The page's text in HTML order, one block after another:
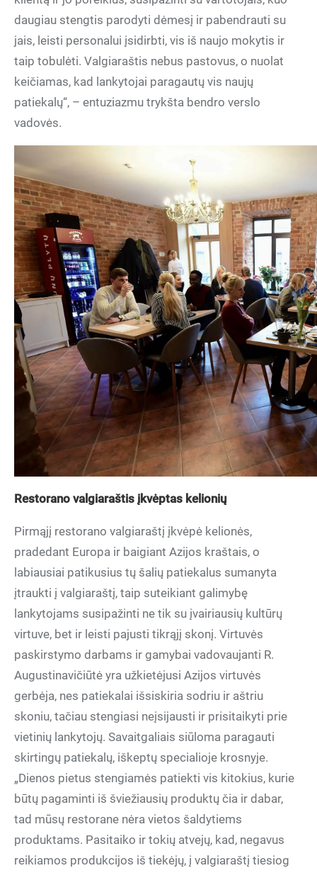
daugiau stengtis parodyti dėmesį ir pabendrauti su
jais, leisti personalui įsidirbti, vis iš naujo mokytis ir
taip tobulėti. Valgiaraštis nebus pastovus, o nuolat
keičiamas, kad lankytojai paragautų vis naujų
patiekalų“, – entuziazmu trykšta bendro verslo
vadovės.
Restorano valgiaraštis įkvėptas kelionių
Pirmąjį restorano valgiaraštį įkvėpė kelionės,
pradedant Europa ir baigiant Azijos kraštais, o
labiausiai patikusius tų šalių patiekalus sumanyta
įtraukti į valgiaraštį, taip suteikiant galimybę
lankytojams susipažinti ne tik su įvairiausių kultūrų
virtuve, bet ir leisti pajusti tikrąjį skonį. Virtuvės
paskirstymo darbams ir gamybai vadovaujanti R.
Augustinavičiūtė yra užkietėjusi Azijos virtuvės
gerbėja, nes patiekalai išsiskiria sodriu ir aštriu
skoniu, tačiau stengiasi neįsijausti ir prisitaikyti prie
vietinių lankytojų. Savaitgaliais siūloma paragauti
skirtingų patiekalų, iškeptų specialioje krosnyje.
„Dienos pietus stengiamės patiekti vis kitokius, kurie
būtų pagaminti iš šviežiausių produktų čia ir dabar,
tad mūsų restorane nėra vietos šaldytiems
produktams. Pasitaiko ir tokių atvejų, kad, negavus
reikiamos produkcijos iš tiekėjų, į valgiaraštį tiesiog